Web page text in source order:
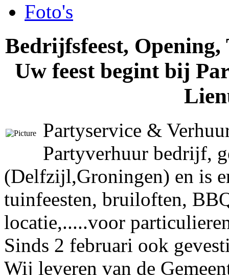
Foto's
Bedrijfsfeest,
Uw feest begint bij
Partyservice &
Partyverhuur bedrijf,
(Delfzijl,Groningen) en is
tuinfeesten, bruiloften,
locatie,.....voor
Sinds 2 februari ook
Wij leveren van de